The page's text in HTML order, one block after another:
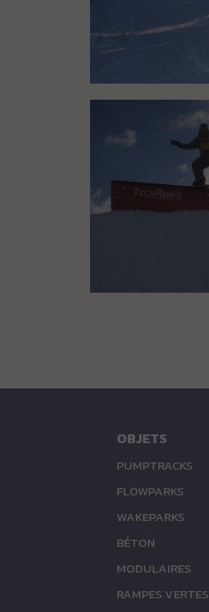
OBJETS
PUMPTRACKS
FLOWPARKS
WAKEPARKS
BÉTON
MODULAIRES
RAMPES VERTES